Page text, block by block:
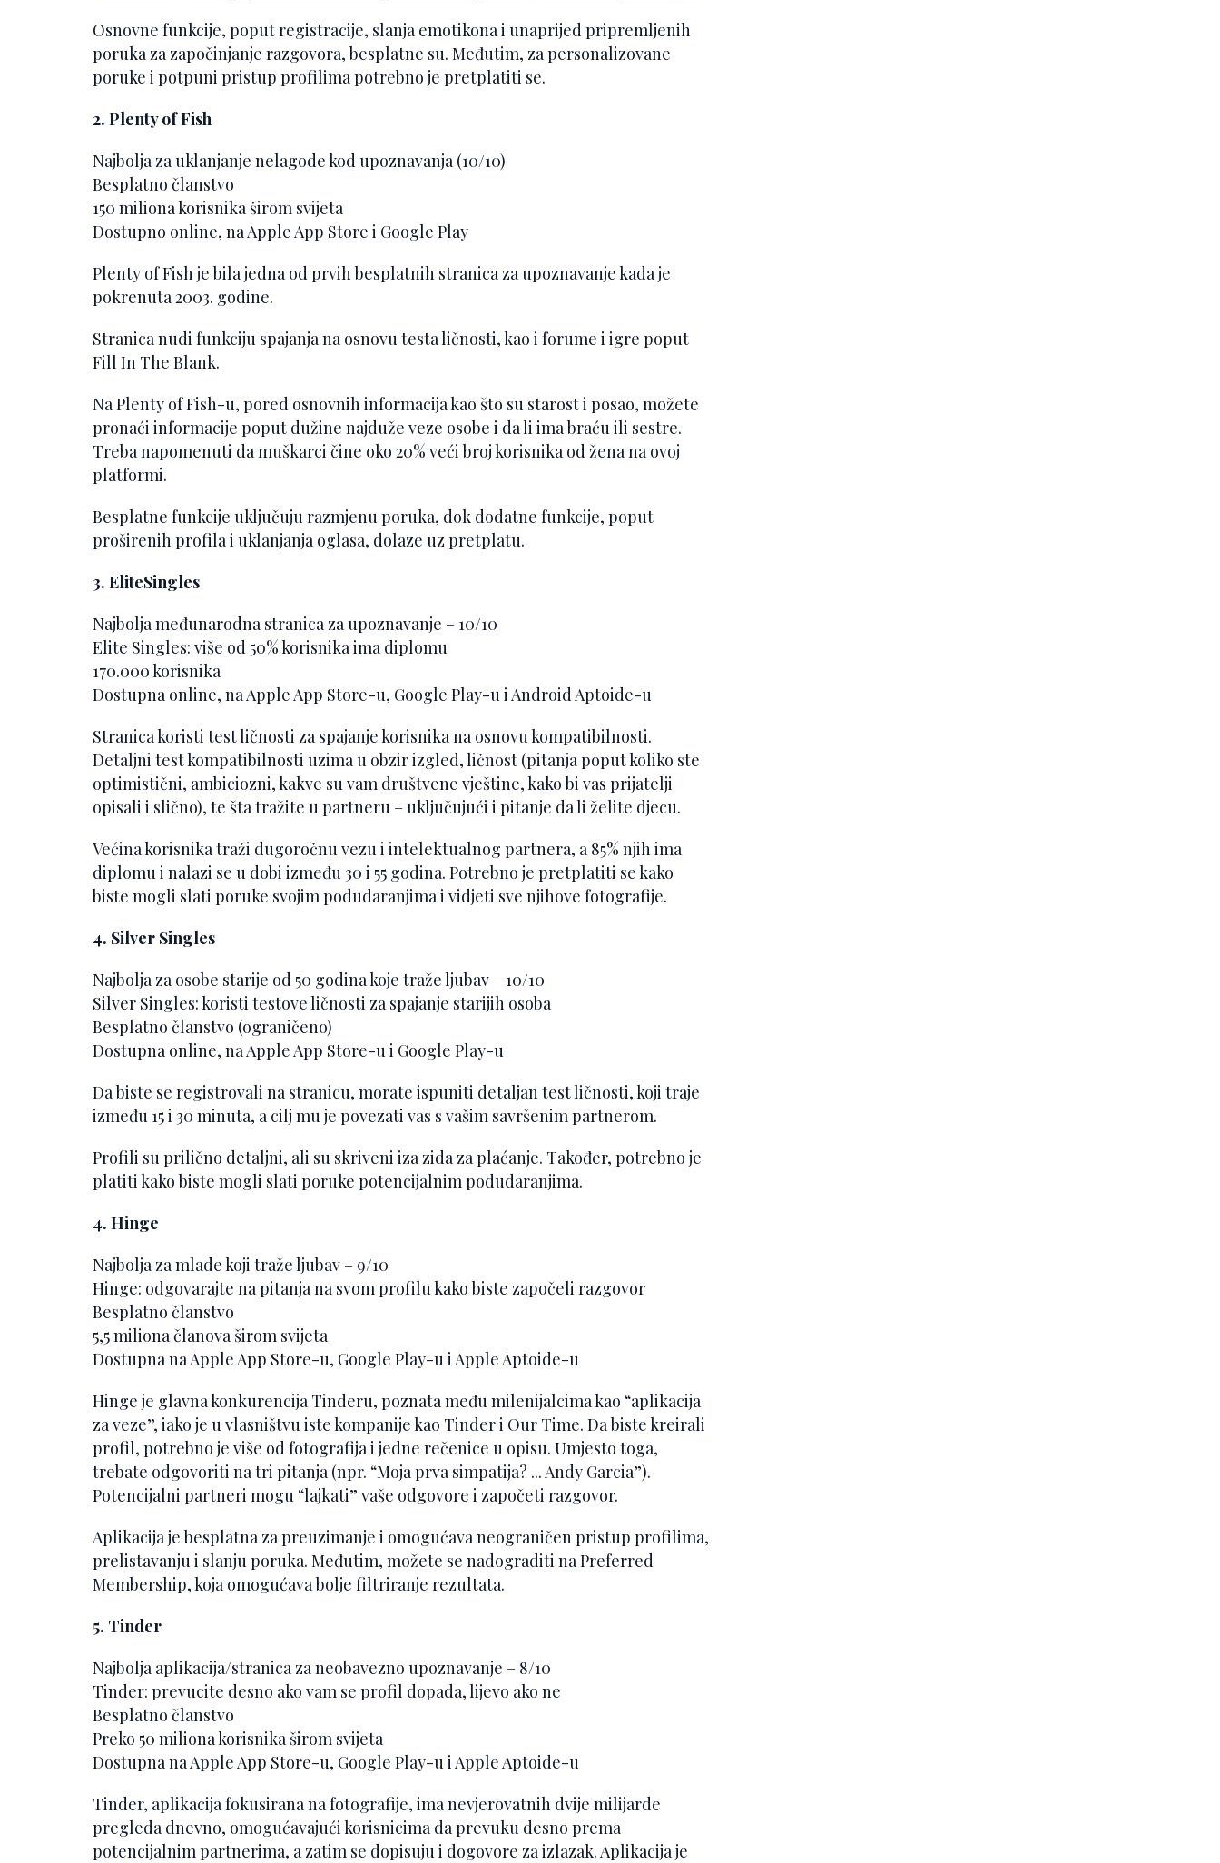
Osnovne funkcije, poput registracije, slanja emotikona i unaprijed pripremljenih
poruka za započinjanje razgovora, besplatne su. Međutim, za personalizovane
poruke i potpuni pristup profilima potrebno je pretplatiti se.
2. Plenty of Fish
Najbolja za uklanjanje nelagode kod upoznavanja (10/10)
Besplatno članstvo
150 miliona korisnika širom svijeta
Dostupno online, na Apple App Store i Google Play
Plenty of Fish je bila jedna od prvih besplatnih stranica za upoznavanje kada je
pokrenuta 2003. godine.
Stranica nudi funkciju spajanja na osnovu testa ličnosti, kao i forume i igre poput
Fill In The Blank.
Na Plenty of Fish-u, pored osnovnih informacija kao što su starost i posao, možete
pronaći informacije poput dužine najduže veze osobe i da li ima braću ili sestre.
Treba napomenuti da muškarci čine oko 20% veći broj korisnika od žena na ovoj
platformi.
Besplatne funkcije uključuju razmjenu poruka, dok dodatne funkcije, poput
proširenih profila i uklanjanja oglasa, dolaze uz pretplatu.
3. EliteSingles
Najbolja međunarodna stranica za upoznavanje – 10/10
Elite Singles: više od 50% korisnika ima diplomu
170.000 korisnika
Dostupna online, na Apple App Store-u, Google Play-u i Android Aptoide-u
Stranica koristi test ličnosti za spajanje korisnika na osnovu kompatibilnosti.
Detaljni test kompatibilnosti uzima u obzir izgled, ličnost (pitanja poput koliko ste
optimistični, ambiciozni, kakve su vam društvene vještine, kako bi vas prijatelji
opisali i slično), te šta tražite u partneru – uključujući i pitanje da li želite djecu.
Većina korisnika traži dugoročnu vezu i intelektualnog partnera, a 85% njih ima
diplomu i nalazi se u dobi između 30 i 55 godina. Potrebno je pretplatiti se kako
biste mogli slati poruke svojim podudaranjima i vidjeti sve njihove fotografije.
4. Silver Singles
Najbolja za osobe starije od 50 godina koje traže ljubav – 10/10
Silver Singles: koristi testove ličnosti za spajanje starijih osoba
Besplatno članstvo (ograničeno)
Dostupna online, na Apple App Store-u i Google Play-u
Da biste se registrovali na stranicu, morate ispuniti detaljan test ličnosti, koji traje
između 15 i 30 minuta, a cilj mu je povezati vas s vašim savršenim partnerom.
Profili su prilično detaljni, ali su skriveni iza zida za plaćanje. Također, potrebno je
platiti kako biste mogli slati poruke potencijalnim podudaranjima.
4. Hinge
Najbolja za mlade koji traže ljubav – 9/10
Hinge: odgovarajte na pitanja na svom profilu kako biste započeli razgovor
Besplatno članstvo
5,5 miliona članova širom svijeta
Dostupna na Apple App Store-u, Google Play-u i Apple Aptoide-u
Hinge je glavna konkurencija Tinderu, poznata među milenijalcima kao “aplikacija
za veze”, iako je u vlasništvu iste kompanije kao Tinder i Our Time. Da biste kreirali
profil, potrebno je više od fotografija i jedne rečenice u opisu. Umjesto toga,
trebate odgovoriti na tri pitanja (npr. “Moja prva simpatija? ... Andy Garcia”).
Potencijalni partneri mogu “lajkati” vaše odgovore i započeti razgovor.
Aplikacija je besplatna za preuzimanje i omogućava neograničen pristup profilima,
prelistavanju i slanju poruka. Međutim, možete se nadograditi na Preferred
Membership, koja omogućava bolje filtriranje rezultata.
5. Tinder
Najbolja aplikacija/stranica za neobavezno upoznavanje – 8/10
Tinder: prevucite desno ako vam se profil dopada, lijevo ako ne
Besplatno članstvo
Preko 50 miliona korisnika širom svijeta
Dostupna na Apple App Store-u, Google Play-u i Apple Aptoide-u
Tinder, aplikacija fokusirana na fotografije, ima nevjerovatnih dvije milijarde
pregleda dnevno, omogućavajući korisnicima da prevuku desno prema
potencijalnim partnerima, a zatim se dopisuju i dogovore za izlazak. Aplikacija je